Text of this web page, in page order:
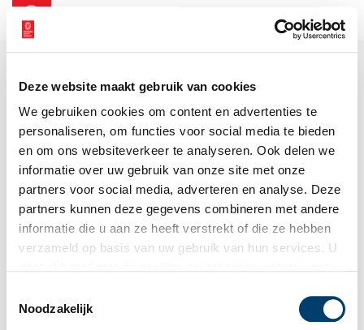
Deze website maakt gebruik van cookies
We gebruiken cookies om content en advertenties te
personaliseren, om functies voor social media te bieden
en om ons websiteverkeer te analyseren. Ook delen we
informatie over uw gebruik van onze site met onze
partners voor social media, adverteren en analyse. Deze
partners kunnen deze gegevens combineren met andere
informatie die u aan ze heeft verstrekt of die ze hebben
verzameld op basis van uw gebruik van hun services. U
Noodzakelijk